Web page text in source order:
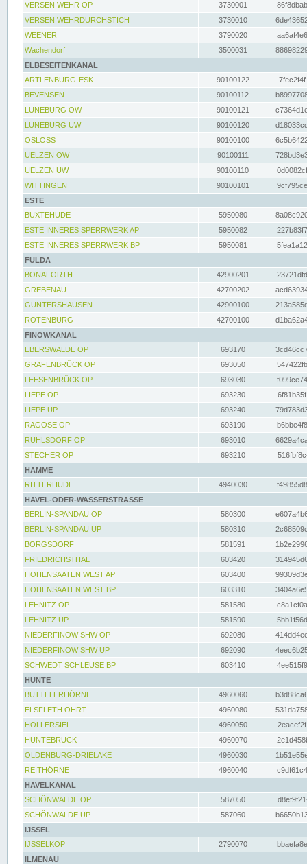
VERSEN WEHR OP
3730001
VERSEN WEHRDURCHSTICH
3730010
WEENER
3790020
Wachendorf
3500031
ELBESEITENKANAL
ARTLENBURG-ESK
90100122
BEVENSEN
90100112
LÜNEBURG OW
90100121
LÜNEBURG UW
90100120
OSLOSS
90100100
UELZEN OW
90100111
UELZEN UW
90100110
WITTINGEN
90100101
ESTE
BUXTEHUDE
5950080
ESTE INNERES SPERRWERK AP
5950082
ESTE INNERES SPERRWERK BP
5950081
FULDA
BONAFORTH
42900201
GREBENAU
42700202
GUNTERSHAUSEN
42900100
ROTENBURG
42700100
FINOWKANAL
EBERSWALDE OP
693170
GRAFENBRÜCK OP
693050
LEESENBRÜCK OP
693030
LIEPE OP
693230
LIEPE UP
693240
RAGÖSE OP
693190
RUHLSDORF OP
693010
STECHER OP
693210
HAMME
RITTERHUDE
4940030
HAVEL-ODER-WASSERSTRASSE
BERLIN-SPANDAU OP
580300
BERLIN-SPANDAU UP
580310
BORGSDORF
581591
FRIEDRICHSTHAL
603420
HOHENSAATEN WEST AP
603400
HOHENSAATEN WEST BP
603310
LEHNITZ OP
581580
LEHNITZ UP
581590
NIEDERFINOW SHW OP
692080
NIEDERFINOW SHW UP
692090
SCHWEDT SCHLEUSE BP
603410
HUNTE
BUTTELERHÖRNE
4960060
ELSFLETH OHRT
4960080
HOLLERSIEL
4960050
HUNTEBRÜCK
4960070
OLDENBURG-DRIELAKE
4960030
REITHÖRNE
4960040
HAVELKANAL
SCHÖNWALDE OP
587050
SCHÖNWALDE UP
587060
IJSSEL
IJSSELKOP
2790070
ILMENAU